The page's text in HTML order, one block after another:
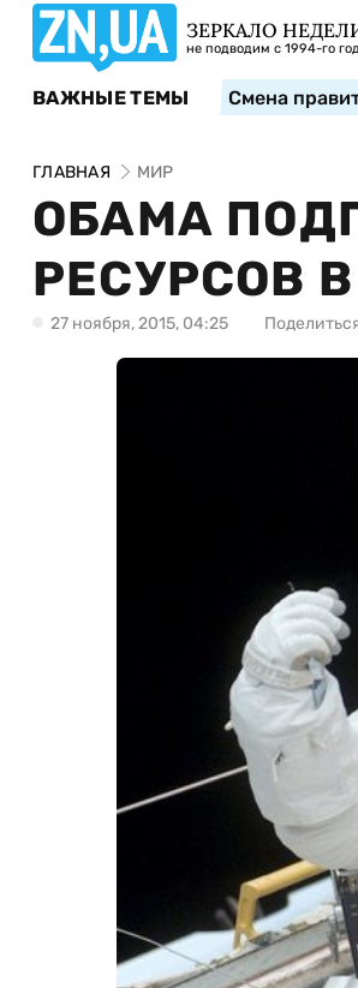
ЗЕРКАЛО
не подводим с 1994-го
ВАЖНЫЕ ТЕМЫ Смена
ГЛАВНАЯ МИР
ОБАМА
РЕСУРСОВ
27 ноября, 2015, 04:25